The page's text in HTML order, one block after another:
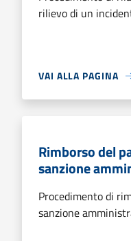
rilievo di un
VAI ALLA PAGINA
Rimborso del
sanzione
Procedimento di
sanzione